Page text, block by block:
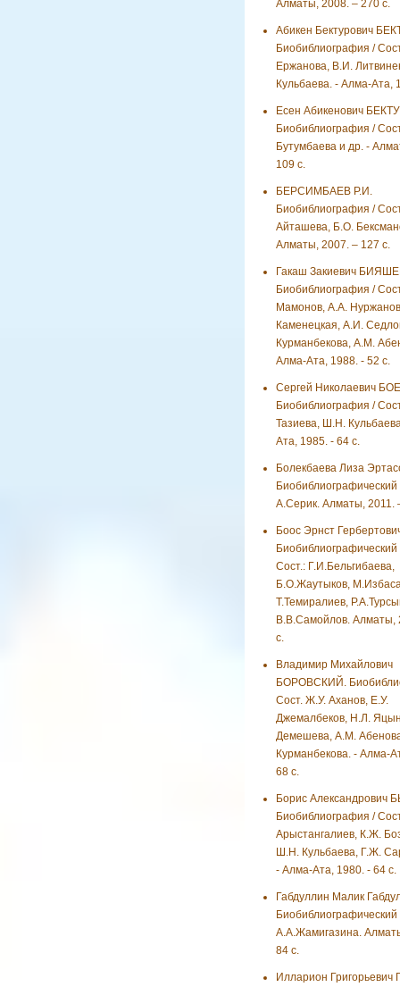
Алматы, 2008. – 270 с.
Абикен Бектурович
Биобиблиография /
Ержанова, В.И.
Кульбаева. - Алма-Ата,
Есен Абикенович
Биобиблиография /
Бутумбаева и др. -
109 с.
БЕРСИМБАЕВ Р.И.
Биобиблиография /
Айташева, Б.О.
Алматы, 2007. – 127 с.
Гакаш Закиевич
Биобиблиография /
Мамонов, А.А.
Каменецкая, А.И.
Курманбекова, А.М.
Алма-Ата, 1988. - 52 с.
Сергей Николаевич
Биобиблиография /
Тазиева, Ш.Н.
Ата, 1985. - 64 с.
Болекбаева Лиза
Биобиблиографический
А.Серик. Алматы, 2011.
Боос Эрнст
Биобиблиографический
Сост.: Г.И.Бельгибаева,
Б.О.Жаутыков,
Т.Темиралиев,
В.В.Самойлов. Алматы,
с.
Владимир Михайлович
БОРОВСКИЙ.
Сост. Ж.У. Аханов, Е.У.
Джемалбеков, Н.Л.
Демешева, А.М.
Курманбекова. - Алма-
68 с.
Борис Александрович
Биобиблиография /
Арыстангалиев, К.Ж.
Ш.Н. Кульбаева, Г.Ж.
- Алма-Ата, 1980. - 64 с.
Габдуллин Малик
Биобиблиографический
А.А.Жамигазина.
84 с.
Илларион Григорьевич